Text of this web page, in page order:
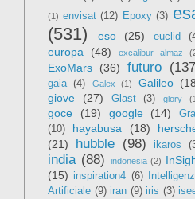
(1) envisat (12) Epoxy (3)
(531)
eso (25) euclid
europa (48) excalibur almaz
ExoMars (36) futuro
gaia (4) Galex (1) Galileo
giove
(27) Glast (3) glory
goce (19) google (14)
(10)
hayabusa (18)
(21)
hubble (98) ikaros
india (88) indonesia (2)
(15) inspiration4 (6)
Artificiale (9) iran (9) iris (3)